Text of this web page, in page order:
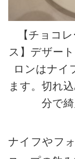
【チョコ
ス】デザー
ロンはナイ
ます。切れ
分で
ナイフやフ